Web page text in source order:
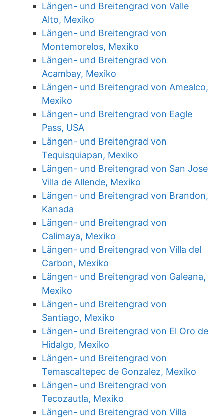
Längen- und Breitengrad von Valle
Alto, Mexiko
Längen- und Breitengrad von
Montemorelos, Mexiko
Längen- und Breitengrad von
Acambay, Mexiko
Längen- und Breitengrad von Amealco,
Mexiko
Längen- und Breitengrad von Eagle
Pass, USA
Längen- und Breitengrad von
Tequisquiapan, Mexiko
Längen- und Breitengrad von San Jose
Villa de Allende, Mexiko
Längen- und Breitengrad von Brandon,
Kanada
Längen- und Breitengrad von
Calimaya, Mexiko
Längen- und Breitengrad von Villa del
Carbon, Mexiko
Längen- und Breitengrad von Galeana,
Mexiko
Längen- und Breitengrad von
Santiago, Mexiko
Längen- und Breitengrad von El Oro de
Hidalgo, Mexiko
Längen- und Breitengrad von
Temascaltepec de Gonzalez, Mexiko
Längen- und Breitengrad von
Tecozautla, Mexiko
Längen- und Breitengrad von Villa